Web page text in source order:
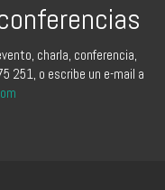
charla, conferencia,
251, o escribe un e-mail a